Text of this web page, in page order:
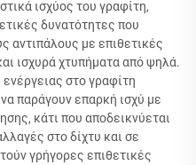
ισχύος του γραφίτη,
δυνατότητες που
αντιπάλους με επιθετικές
ισχυρά χτυπήματα από ψηλά.
στο γραφίτη
παράγουν επαρκή ισχύ με
κάτι που αποδεικνύεται
στο δίχτυ και σε
γρήγορες επιθετικές